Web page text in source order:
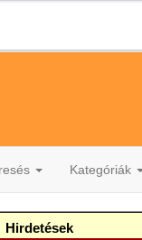
Kategóriák
Hirdetések